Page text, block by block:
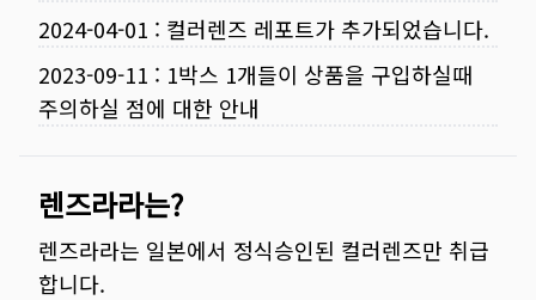
2024-04-01 : 컬러렌즈 레포트가 추가되었습니다.
2023-09-11 : 1박스 1개들이 상품을 구입하실때
주의하실 점에 대한 안내
렌즈라라는?
렌즈라라는 일본에서 정식승인된 컬러렌즈만 취급
합니다.